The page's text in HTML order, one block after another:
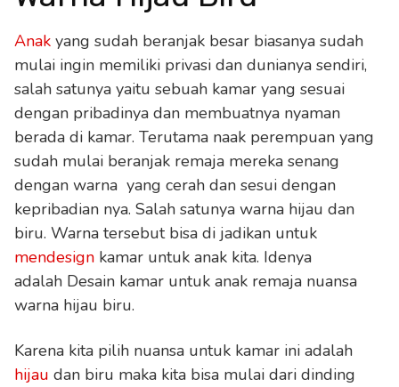
Anak yang sudah beranjak besar biasanya sudah
mulai ingin memiliki privasi dan dunianya sendiri,
salah satunya yaitu sebuah kamar yang sesuai
dengan pribadinya dan membuatnya nyaman
berada di kamar. Terutama naak perempuan yang
sudah mulai beranjak remaja mereka senang
dengan warna yang cerah dan sesui dengan
kepribadian nya. Salah satunya warna hijau dan
biru. Warna tersebut bisa di jadikan untuk
mendesign kamar untuk anak kita. Idenya
adalah Desain kamar untuk anak remaja nuansa
warna hijau biru.
Karena kita pilih nuansa untuk kamar ini adalah
hijau dan biru maka kita bisa mulai dari dinding